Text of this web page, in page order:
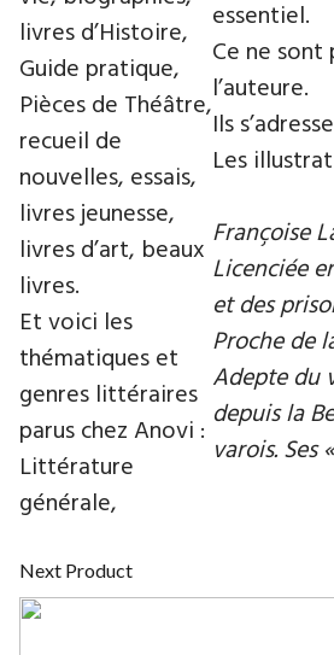
essentiel.
Ce ne
l’auteure.
Ils
Les
Françoise
Licenciée
et des
Proche de
Adepte du
depuis la
varois.
Next Product
livres d’Histoire,
Guide pratique,
Pièces de Théâtre,
recueil de
nouvelles, essais,
livres jeunesse,
livres d’art, beaux
livres.
Et voici les
thématiques et
genres littéraires
parus chez Anovi :
Littérature
générale,